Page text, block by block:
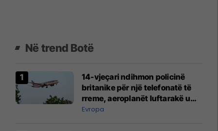
Në trend Botë
14-vjeçari ndihmon policinë
britanike për një telefonatë të
rreme, aeroplanët luftarakë u
ngritën në ajër për të
Evropa